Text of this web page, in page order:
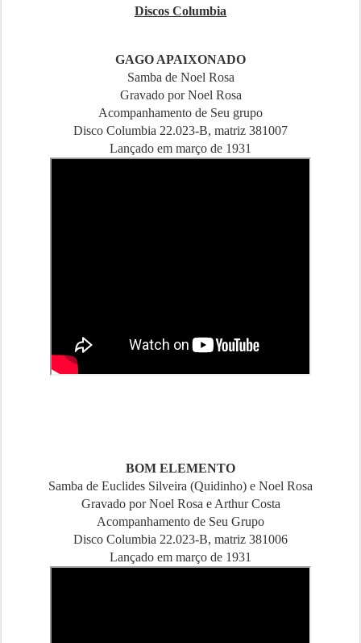
Discos Columbia
GAGO APAIXONADO
Samba de Noel Rosa
Gravado por Noel Rosa
Acompanhamento de Seu grupo
Disco Columbia 22.023-B, matriz 381007
Lançado em março de 1931
BOM ELEMENTO
Samba de Euclides Silveira (Quidinho) e Noel Rosa
Gravado por Noel Rosa e Arthur Costa
Acompanhamento de Seu Grupo
Disco Columbia 22.023-B, matriz 381006
Lançado em março de 1931